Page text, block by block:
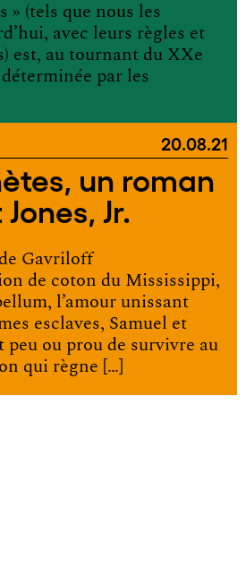
» (tels que nous les
avec leurs règles et
est, au tournant du XXe
par les
20.08.21
un roman
Jr.
Gavriloff
de coton du Mississippi,
l’amour unissant
esclaves, Samuel et
peu ou prou de survivre au
qui règne […]